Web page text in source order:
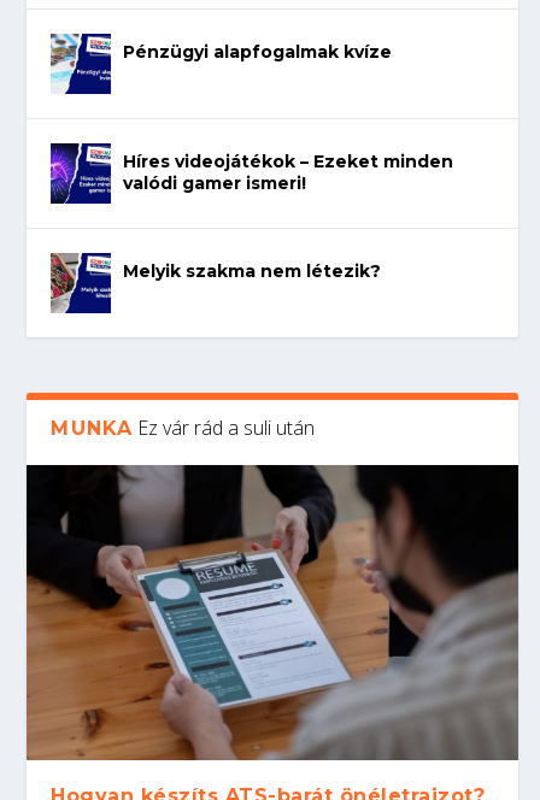
Pénzügyi alapfogalmak kvíze
Híres videojátékok – Ezeket minden
valódi gamer ismeri!
Melyik szakma nem létezik?
MUNKA Ez vár rád a suli után
Hogyan készíts ATS-barát önéletrajzot?